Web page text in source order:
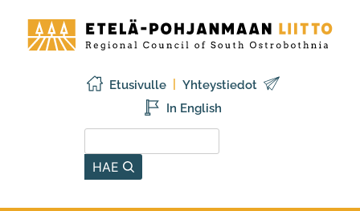
sisältöön
Pohjanmaan
liitto
Etusivulle Yhteystiedot
HAE
In English